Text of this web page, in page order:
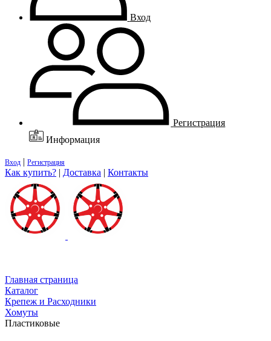
Вход
Регистрация
Информация
Вход | Регистрация
Как купить? | Доставка | Контакты
Главная страница
Каталог
Крепеж и Расходники
Хомуты
Пластиковые